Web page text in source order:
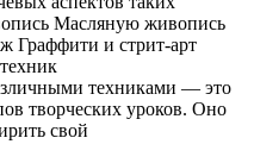
Масляную живопись
Граффити и стрит-арт
техниками — это
творческих уроков. Оно
свой